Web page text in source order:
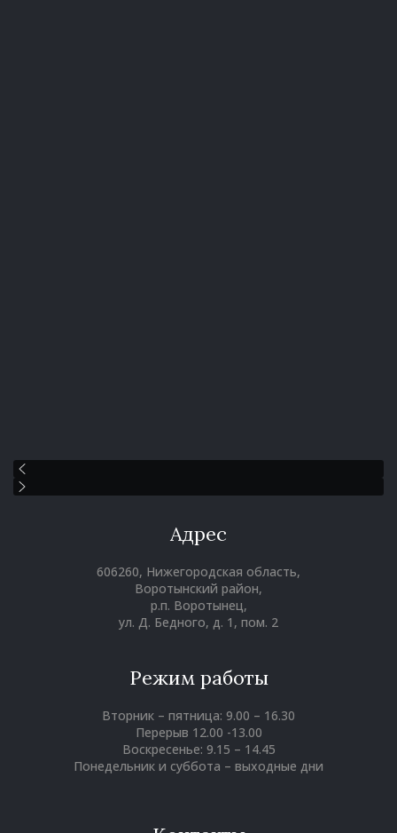
Адрес
606260, Нижегородская область,
Воротынский район,
р.п. Воротынец,
ул. Д. Бедного, д. 1, пом. 2
Режим работы
Вторник – пятница: 9.00 – 16.30
Перерыв 12.00 -13.00
Воскресенье: 9.15 – 14.45
Понедельник и суббота – выходные дни